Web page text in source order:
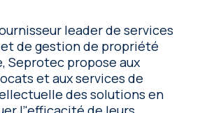
leader de services
de gestion de propriété
Seprotec propose aux
et aux services de
des solutions en